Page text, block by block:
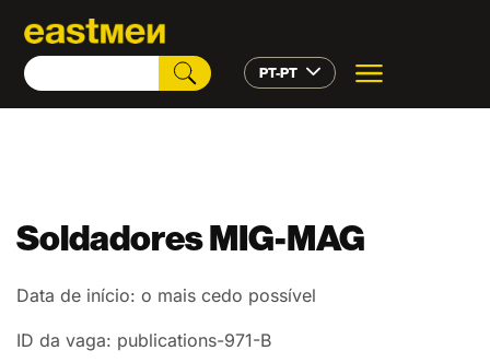
PT-PT
Soldadores MIG-MAG
Data de início: o mais cedo possível
ID da vaga: publications-971-B